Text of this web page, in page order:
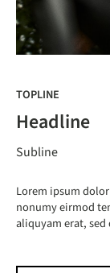
TOPLINE
Headline
Subline
Lorem ipsum
nonumy eirmod
aliquyam erat,